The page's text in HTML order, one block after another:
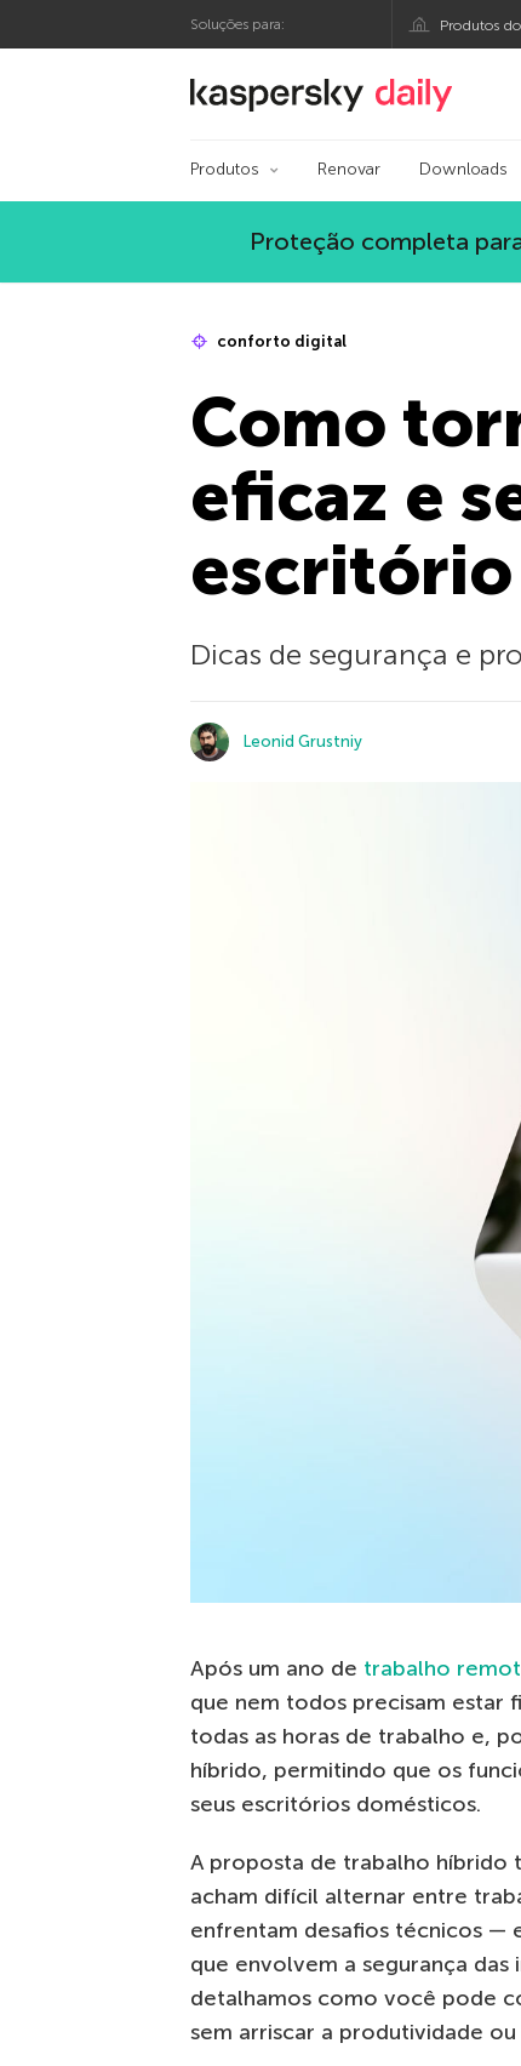
Soluções para: Produtos
Blog oficial da
Produtos Renovar Downloads
Proteção completa
conforto digital
Como
eficaz e
escritório
Dicas de segurança e
Leonid Grustniy
Após um ano de trabalho
que nem todos precisam estar
todas as horas de trabalho e,
híbrido, permitindo que os
seus escritórios domésticos.
A proposta de trabalho híbrido
acham difícil alternar entre
enfrentam desafios técnicos —
que envolvem a segurança
detalhamos como você pode
sem arriscar a produtividade